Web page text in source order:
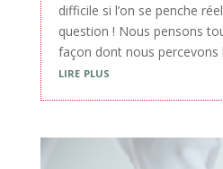
difficile si l’on se penche
question ! Nous pensons
façon dont nous percevons
lire plus